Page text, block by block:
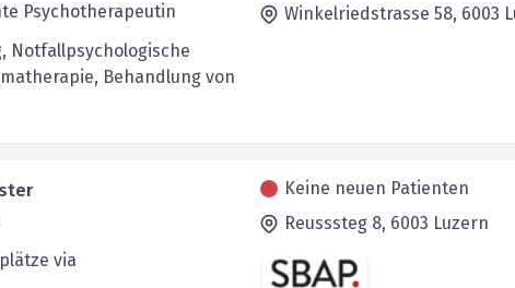
Psychotherapeutin
Notfallpsychologische
Behandlung von
Winkelriedstrasse 58, 6003
via
Keine neuen Patienten
Reusssteg 8, 6003 Luzern